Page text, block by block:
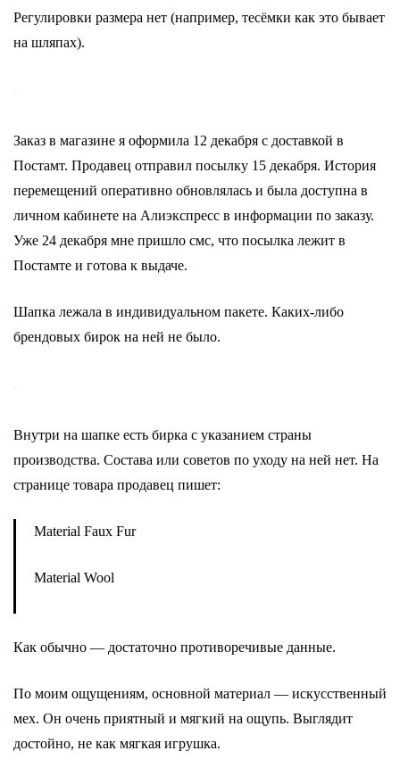
Регулировки размера нет (например, тесёмки как это бывает
на шляпах).
Заказ в магазине я оформила 12 декабря с доставкой в
Постамт. Продавец отправил посылку 15 декабря. История
перемещений оперативно обновлялась и была доступна в
личном кабинете на Алиэкспресс в информации по заказу.
Уже 24 декабря мне пришло смс, что посылка лежит в
Постамте и готова к выдаче.
Шапка лежала в индивидуальном пакете. Каких-либо
брендовых бирок на ней не было.
Внутри на шапке есть бирка с указанием страны
производства. Состава или советов по уходу на ней нет. На
странице товара продавец пишет:
Material Faux Fur
Material Wool
Как обычно — достаточно противоречивые данные.
По моим ощущениям, основной материал — искусственный
мех. Он очень приятный и мягкий на ощупь. Выглядит
достойно, не как мягкая игрушка.